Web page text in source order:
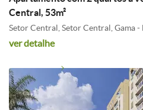
Central, 53m²
Setor Central, Setor Central, Gama -
ver detalhe